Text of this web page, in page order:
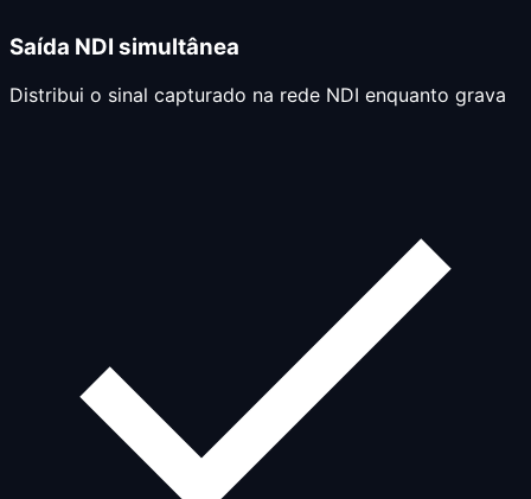
Saída NDI simultânea
Distribui o sinal capturado na rede NDI enquanto grava